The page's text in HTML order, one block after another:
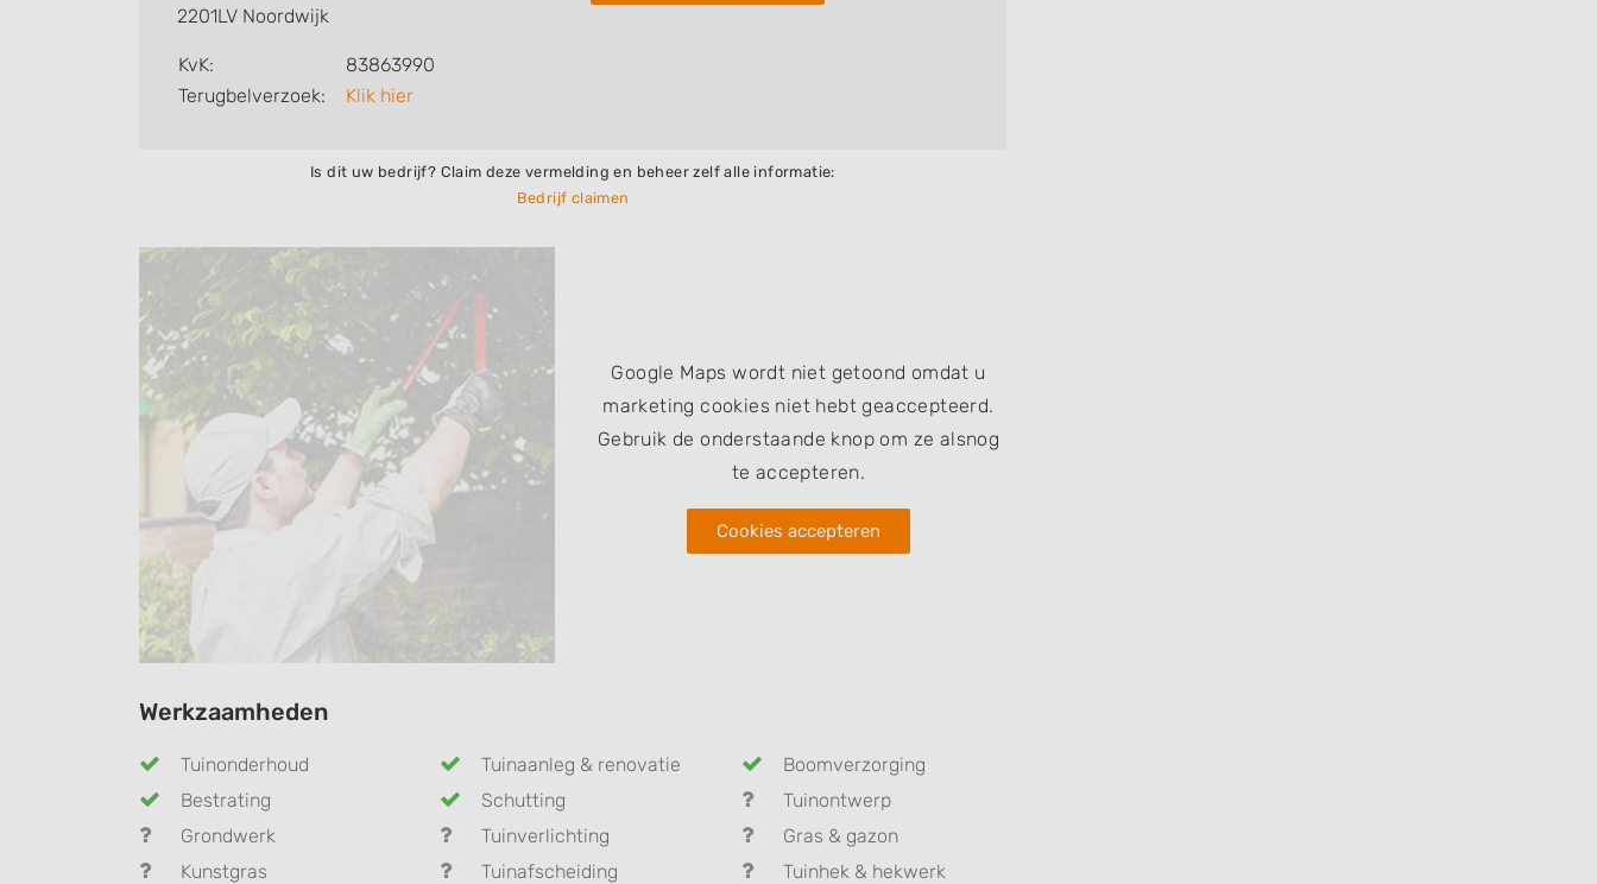
2201LV Noordwijk
KvK:
83863990
Terugbelverzoek:
Klik hier
Is dit uw bedrijf? Claim deze vermelding en beheer zelf alle informatie:
Bedrijf claimen
Google Maps wordt niet getoond omdat u
marketing cookies niet hebt geaccepteerd.
Gebruik de onderstaande knop om ze alsnog
te accepteren.
Cookies accepteren
Werkzaamheden
Tuinonderhoud Tuinaanleg & renovatie
Boomverzorging
Bestrating
Schutting
Tuinontwerp
Grondwerk
Tuinverlichting
Gras & gazon
Kunstgras
Tuinafscheiding
Tuinhek & hekwerk